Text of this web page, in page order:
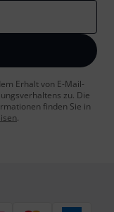
Erhalt von E-Mail-
zu. Die
finden Sie in
.